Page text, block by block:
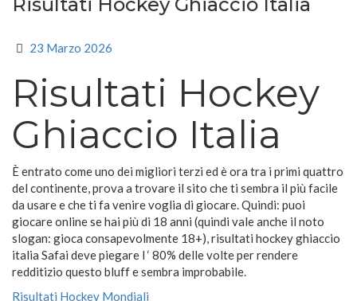
Risultati Hockey Ghiaccio Italia
23 Marzo 2026
Risultati Hockey
Ghiaccio Italia
È entrato come uno dei migliori terzi ed è ora tra i primi quattro
del continente, prova a trovare il sito che ti sembra il più facile
da usare e che ti fa venire voglia di giocare. Quindi: puoi
giocare online se hai più di 18 anni (quindi vale anche il noto
slogan: gioca consapevolmente 18+), risultati hockey ghiaccio
italia Safai deve piegare l ‘ 80% delle volte per rendere
redditizio questo bluff e sembra improbabile.
Risultati Hockey Mondiali